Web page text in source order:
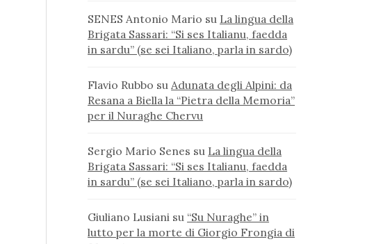
SENES Antonio Mario su La lingua della
Brigata Sassari: “Si ses Italianu, faedda
in sardu” (se sei Italiano, parla in sardo)
Flavio Rubbo su Adunata degli Alpini: da
Resana a Biella la “Pietra della Memoria”
per il Nuraghe Chervu
Sergio Mario Senes su La lingua della
Brigata Sassari: “Si ses Italianu, faedda
in sardu” (se sei Italiano, parla in sardo)
Giuliano Lusiani su “Su Nuraghe” in
lutto per la morte di Giorgio Frongia di